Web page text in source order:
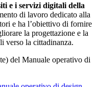
e i servizi digitali della
di lavoro dedicato alla
e ha l’obiettivo di fornire
la progettazione e la
verso la cittadinanza.
del Manuale operativo di